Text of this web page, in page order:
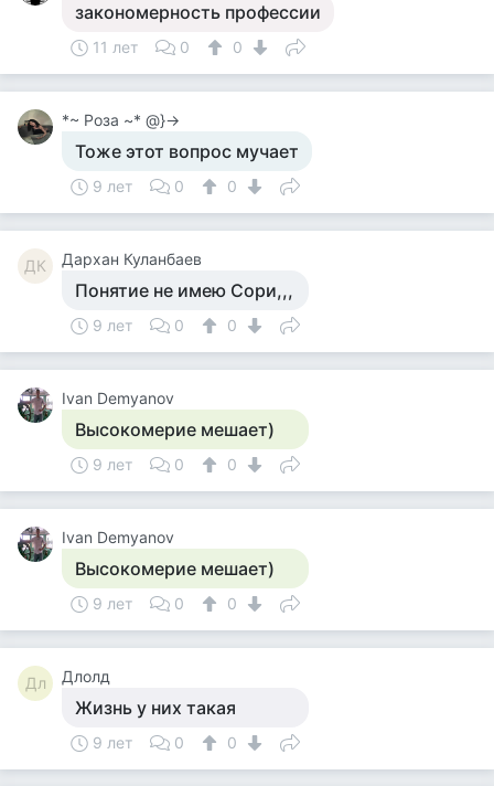
закономерность профессии
11 лет 0 0
*~ Роза ~* @}->
Тоже этот вопрос мучает
9 лет 0 0
ДК Дархан Куланбаев
Понятие не имею Сори,,,
9 лет 0 0
Ivan Demyanov
Высокомерие мешает)
9 лет 0 0
Ivan Demyanov
Высокомерие мешает)
9 лет 0 0
Дл Длолд
Жизнь у них такая
9 лет 0 0